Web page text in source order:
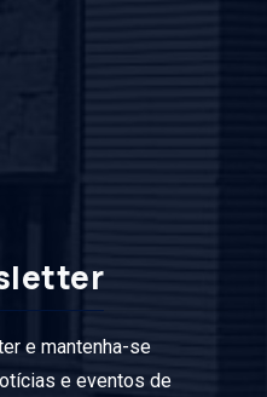
e mantenha-se
e eventos de